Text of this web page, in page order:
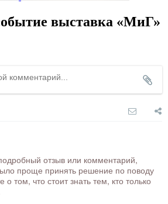
выставка «МиГ»
отзыв или комментарий,
проще принять решение по поводу
том, что стоит знать тем, кто только